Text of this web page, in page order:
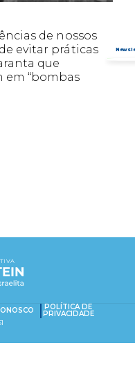
de nossos
evitar práticas
que
em “bombas
POLÍTICA DE
PRIVACIDADE